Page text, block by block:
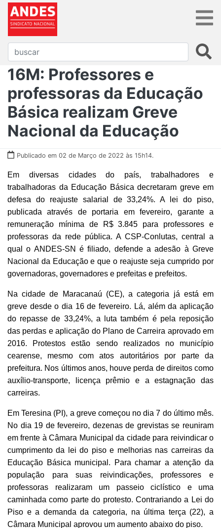
16M: Professores e
professoras da Educação
Básica realizam Greve
Nacional da Educação
Publicado em 02 de Março de 2022 às 15h14.
Em diversas cidades do país, trabalhadores e
trabalhadoras da Educação Básica decretaram greve em
defesa do reajuste salarial de 33,24%. A lei do piso,
publicada através de portaria em fevereiro, garante a
remuneração mínima de R$ 3.845 para professores e
professoras da rede pública. A CSP-Conlutas, central a
qual o ANDES-SN é filiado, defende a adesão à Greve
Nacional da Educação e que o reajuste seja cumprido por
governadoras, governadores e prefeitas e prefeitos.
Na cidade de Maracanaú (CE), a categoria já está em
greve desde o dia 16 de fevereiro. Lá, além da aplicação
do repasse de 33,24%, a luta também é pela reposição
das perdas e aplicação do Plano de Carreira aprovado em
2016. Protestos estão sendo realizados no município
cearense, mesmo com atos autoritários por parte da
prefeitura. Nos últimos anos, houve perda de direitos como
auxílio-transporte, licença prêmio e a estagnação das
carreiras.
Em Teresina (PI), a greve começou no dia 7 do último mês.
No dia 19 de fevereiro, dezenas de grevistas se reuniram
em frente à Câmara Municipal da cidade para reivindicar o
cumprimento da lei do piso e melhorias nas carreiras da
Educação Básica municipal. Para chamar a atenção da
população para suas reivindicações, professores e
professoras realizaram um passeio ciclístico e uma
caminhada como parte do protesto. Contrariando a Lei do
Piso e a demanda da categoria, na última terça (22), a
Câmara Municipal aprovou um aumento abaixo do piso.